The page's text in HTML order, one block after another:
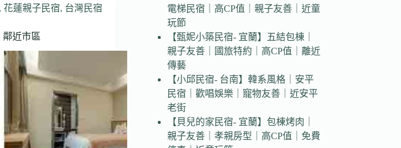
,花蓮親子民宿, 台灣民宿
鄰近市區
電梯民宿｜高CP值｜親子友善｜近童
玩節
【甄妮小築民宿- 宜蘭】五結包棟｜
親子友善｜國旅特約｜高CP值｜離近
傳藝
【小邱民宿- 台南】韓系風格｜安平
民宿｜歡唱娛樂｜寵物友善｜近安平
老街
【貝兒的家民宿- 宜蘭】包棟烤肉｜
親子友善｜孝親房型｜高CP值｜免費